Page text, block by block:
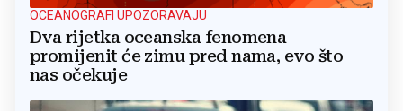
OCEANOGRAFI UPOZORAVAJU
Dva rijetka oceanska fenomena
promijenit će zimu pred nama, evo što
nas očekuje